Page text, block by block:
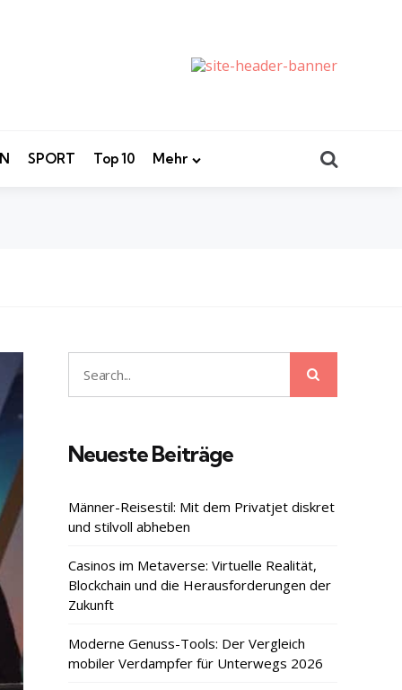
SPORT Top 10 Mehr
Search
for:
Neueste Beiträge
Männer-Reisestil: Mit dem Privatjet diskret
und stilvoll abheben
Casinos im Metaverse: Virtuelle Realität,
Blockchain und die Herausforderungen der
Zukunft
Moderne Genuss-Tools: Der Vergleich
mobiler Verdampfer für Unterwegs 2026